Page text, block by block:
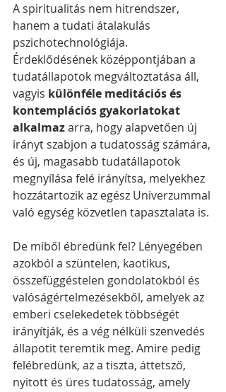
A spiritualitás nem hitrendszer,
hanem a tudati átalakulás
pszichotechnológiája.
Érdeklődésének középpontjában a
tudatállapotok megváltoztatása áll,
vagyis különféle meditációs és
kontemplációs gyakorlatokat
alkalmaz arra, hogy alapvetően új
irányt szabjon a tudatosság számára,
és új, magasabb tudatállapotok
megnyílása felé irányítsa, melyekhez
hozzátartozik az egész Univerzummal
való egység közvetlen tapasztalata is.
De miből ébredünk fel? Lényegében
azokból a szüntelen, kaotikus,
összefüggéstelen gondolatokból és
valóságértelmezésekből, amelyek az
emberi cselekedetek többségét
irányítják, és a vég nélküli szenvedés
állapotit teremtik meg. Amire pedig
felébredünk, az a tiszta, áttetsző,
nyitott és üres tudatosság, amely